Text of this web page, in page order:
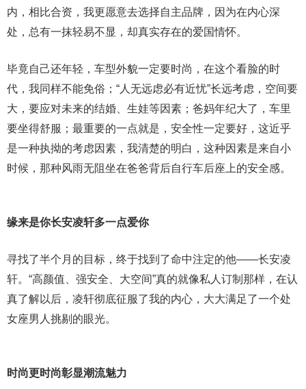
内，相比合资，我更愿意去选择自主品牌，因为在内心深
处，总有一抹轻易不显，却真实存在的爱国情怀。
毕竟自己还年轻，车型外貌一定要时尚，在这个看脸的时
代，我同样不能免俗；“人无远虑必有近忧”长远考虑，空间要
大，要应对未来的结婚、生娃等因素；爸妈年纪大了，车里
要坐得舒服；最重要的一点就是，安全性一定要好，这近乎
是一种执拗的考虑因素，我清楚的明白，这种因素是来自小
时候，那种风雨无阻坐在爸爸背后自行车后座上的安全感。
缘来是你长安凌轩多一点爱你
寻找了半个月的目标，终于找到了命中注定的他——长安凌
轩。“高颜值、强安全、大空间”真的就像私人订制那样，在认
真了解以后，凌轩彻底征服了我的内心，大大满足了一个处
女座男人挑剔的眼光。
时尚更时尚彰显潮流魅力